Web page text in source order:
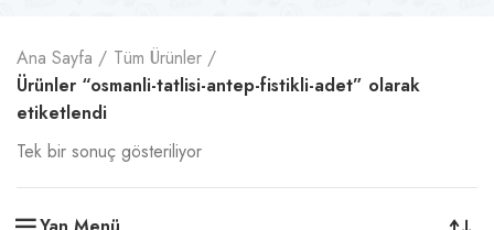
Ana Sayfa
Tüm Ürünler
Ürünler “osmanli-tatlisi-antep-fistikli-adet” olarak
etiketlendi
Tek bir sonuç gösteriliyor